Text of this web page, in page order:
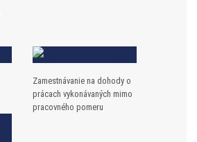
Zamestnávanie na dohody o
prácach vykonávaných mimo
pracovného pomeru